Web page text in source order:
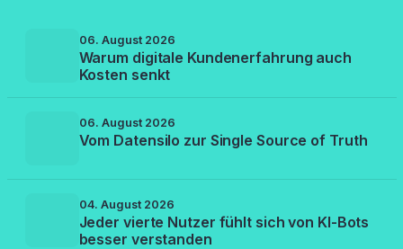
06. August 2026
Warum digitale Kundenerfahrung auch
Kosten senkt
06. August 2026
Vom Datensilo zur Single Source of Truth
04. August 2026
Jeder vierte Nutzer fühlt sich von KI-Bots
besser verstanden